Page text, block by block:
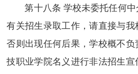
第十八条 学校未委托任何中
有关招生录取工作，请直接与我
否则出现任何后果，学校概不
技职业学院名义进行非法招生